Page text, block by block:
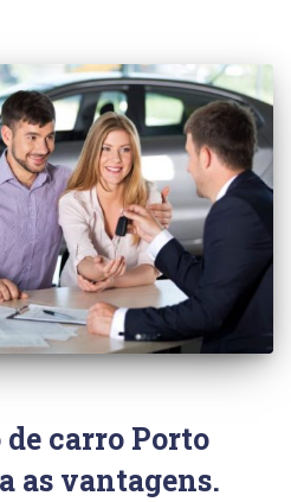
carro Porto
as vantagens.